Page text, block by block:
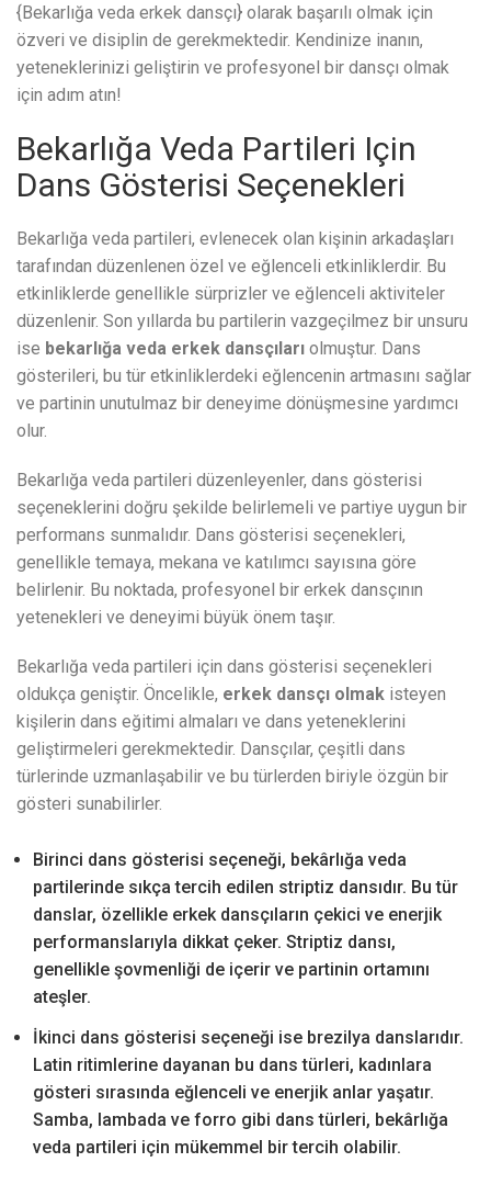
{Bekarlığa veda erkek dansçı} olarak başarılı olmak için
özveri ve disiplin de gerekmektedir. Kendinize inanın,
yeteneklerinizi geliştirin ve profesyonel bir dansçı olmak
için adım atın!
Bekarlığa Veda Partileri Için
Dans Gösterisi Seçenekleri
Bekarlığa veda partileri, evlenecek olan kişinin arkadaşları
tarafından düzenlenen özel ve eğlenceli etkinliklerdir. Bu
etkinliklerde genellikle sürprizler ve eğlenceli aktiviteler
düzenlenir. Son yıllarda bu partilerin vazgeçilmez bir unsuru
ise bekarlığa veda erkek dansçıları olmuştur. Dans
gösterileri, bu tür etkinliklerdeki eğlencenin artmasını sağlar
ve partinin unutulmaz bir deneyime dönüşmesine yardımcı
olur.
Bekarlığa veda partileri düzenleyenler, dans gösterisi
seçeneklerini doğru şekilde belirlemeli ve partiye uygun bir
performans sunmalıdır. Dans gösterisi seçenekleri,
genellikle temaya, mekana ve katılımcı sayısına göre
belirlenir. Bu noktada, profesyonel bir erkek dansçının
yetenekleri ve deneyimi büyük önem taşır.
Bekarlığa veda partileri için dans gösterisi seçenekleri
oldukça geniştir. Öncelikle, erkek dansçı olmak isteyen
kişilerin dans eğitimi almaları ve dans yeteneklerini
geliştirmeleri gerekmektedir. Dansçılar, çeşitli dans
türlerinde uzmanlaşabilir ve bu türlerden biriyle özgün bir
gösteri sunabilirler.
Birinci dans gösterisi seçeneği, bekârlığa veda
partilerinde sıkça tercih edilen striptiz dansıdır. Bu tür
danslar, özellikle erkek dansçıların çekici ve enerjik
performanslarıyla dikkat çeker. Striptiz dansı,
genellikle şovmenliği de içerir ve partinin ortamını
ateşler.
İkinci dans gösterisi seçeneği ise brezilya danslarıdır.
Latin ritimlerine dayanan bu dans türleri, kadınlara
gösteri sırasında eğlenceli ve enerjik anlar yaşatır.
Samba, lambada ve forro gibi dans türleri, bekârlığa
veda partileri için mükemmel bir tercih olabilir.